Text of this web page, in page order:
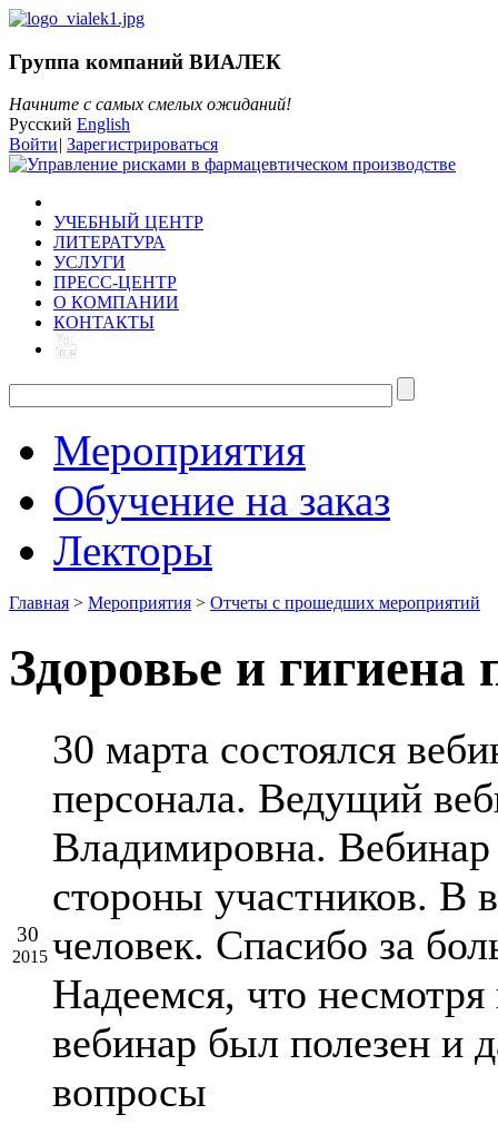
Группа компаний ВИАЛЕК
Начните с самых смелых ожиданий!
Русский English
Войти| Зарегистрироваться
УЧЕБНЫЙ ЦЕНТР
ЛИТЕРАТУРА
УСЛУГИ
ПРЕСС-ЦЕНТР
О КОМПАНИИ
КОНТАКТЫ
Мероприятия
Обучение на заказ
Лекторы
Главная > Мероприятия > Отчеты с прошедших мероприятий
Здоровье и гигиена
30
2015
30 марта состоялся
персонала. Ведущий
Владимировна.
стороны участников. В
человек. Спасибо за
Надеемся, что
вебинар был полезен и
вопросы